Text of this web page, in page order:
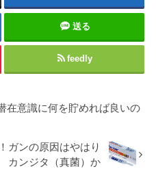
送る
feedly
意識に何を貯めれば良いの
ガンの原因はやはり
カンジタ（真菌）か